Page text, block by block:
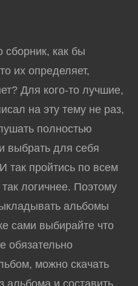
как бы
их определяет,
Для кого-то лучшие,
на эту тему не раз,
полностью
выбрать для себя
так пройтись по всем
логичнее. Поэтому
альбомы
сами выбирайте что
обязательно
можно скачать